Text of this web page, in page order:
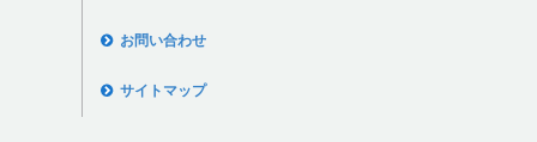
お問い合わせ
サイトマップ